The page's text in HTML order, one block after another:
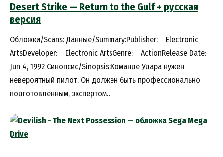
Desert Strike — Return to the Gulf + русская
версия
Обложки/Scans: Данные/Summary:Publisher: Electronic
ArtsDeveloper: Electronic ArtsGenre: ActionRelease Date:
Jun 4, 1992 Синопсис/Sinopsis:Команде Удара нужен
невероятный пилот. Он должен быть профессионально
подготовленным, экспертом…